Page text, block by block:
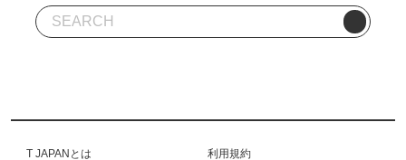
T JAPANとは
利用規約